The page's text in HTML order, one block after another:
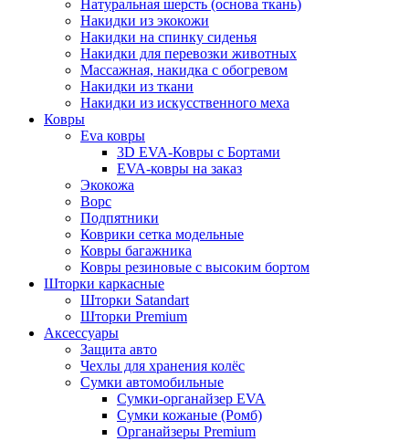
Натуральная шерсть (основа ткань)
Накидки из экокожи
Накидки на спинку сиденья
Накидки для перевозки животных
Массажная, накидка с обогревом
Накидки из ткани
Накидки из искусственного меха
Ковры
Eva ковры
3D EVA-Ковры с Бортами
EVA-ковры на заказ
Экокожа
Ворс
Подпятники
Коврики сетка модельные
Ковры багажника
Ковры резиновые с высоким бортом
Шторки каркасные
Шторки Satandart
Шторки Premium
Аксессуары
Защита авто
Чехлы для хранения колёс
Сумки автомобильные
Сумки-органайзер EVA
Сумки кожаные (Ромб)
Органайзеры Premium